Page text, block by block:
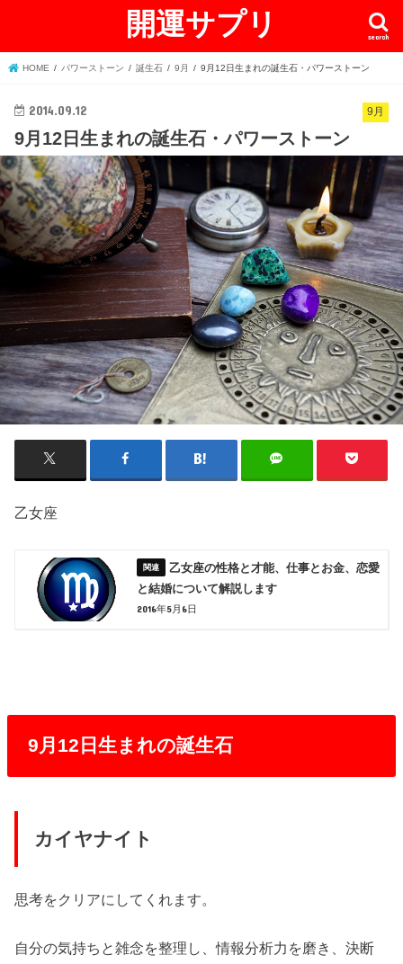
開運サプリ search
HOME パワーストーン 誕生石 9月 9月12日生まれの誕生石・パワーストーン
9月
2014.09.12
9月12日生まれの誕生石・パワーストーン
乙女座
乙女座の性格と才能、仕事とお金、恋愛
と結婚について解説します
2016年5月6日
9月12日生まれの誕生石
カイヤナイト
思考をクリアにしてくれます。
自分の気持ちと雑念を整理し、情報分析力を磨き、決断